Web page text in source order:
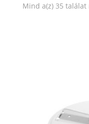
Mind a(z) 35